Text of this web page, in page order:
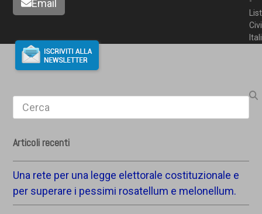
Email
Search
Articoli recenti
Una rete per una legge elettorale costituzionale e
per superare i pessimi rosatellum e melonellum.